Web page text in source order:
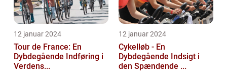
12 januar 2024
Tour de France: En
Dybdegående Indføring i
Verdens...
12 januar 2024
Cykelløb - En
Dybdegående Indsigt i
den Spændende ...